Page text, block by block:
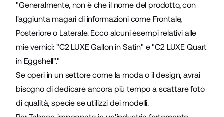
"Generalmente, non è che il nome del prodotto, con
l'aggiunta magari di informazioni come Frontale,
Posteriore o Laterale. Ecco alcuni esempi relativi alle
mie vernici: "C2 LUXE Gallon in Satin" e "C2 LUXE Quart
in Eggshell"."
Se operi in un settore come la moda o il design, avrai
bisogno di dedicare ancora più tempo a scattare foto
di qualità, specie se utilizzi dei modelli.